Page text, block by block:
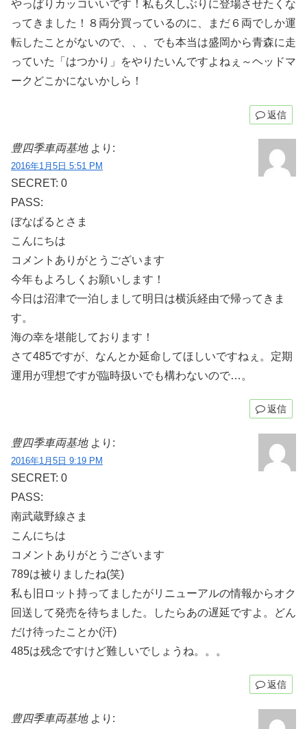
やっぱりカッコいいです！私も久しぶりに登場させたくな
ってきました！８両分買っているのに、まだ６両でしか運
転したことがないので、、、でも本当は盛岡から青森に走
っていた「はつかり」をやりたいんですよねぇ～ヘッドマ
ークどこかにないかしら！
返信
豊四季車両基地 より:
2016年1月5日 5:51 PM
SECRET: 0
PASS:
ぼなぱるとさま
こんにちは
コメントありがとうございます
今年もよろしくお願いします！
今日は沼津で一泊しまして明日は横浜経由で帰ってきま
す。
海の幸を堪能しております！
さて485ですが、なんとか延命してほしいですねぇ。定期
運用が理想ですが臨時扱いでも構わないので…。
返信
豊四季車両基地 より:
2016年1月5日 9:19 PM
SECRET: 0
PASS:
南武蔵野線さま
こんにちは
コメントありがとうございます
789は被りましたね(笑)
私も旧ロット持ってましたがリニューアルの情報からオク
回送して発売を待ちました。したらあの遅延ですよ。どん
だけ待ったことか(汗)
485は残念ですけど難しいでしょうね。。。
返信
豊四季車両基地 より: